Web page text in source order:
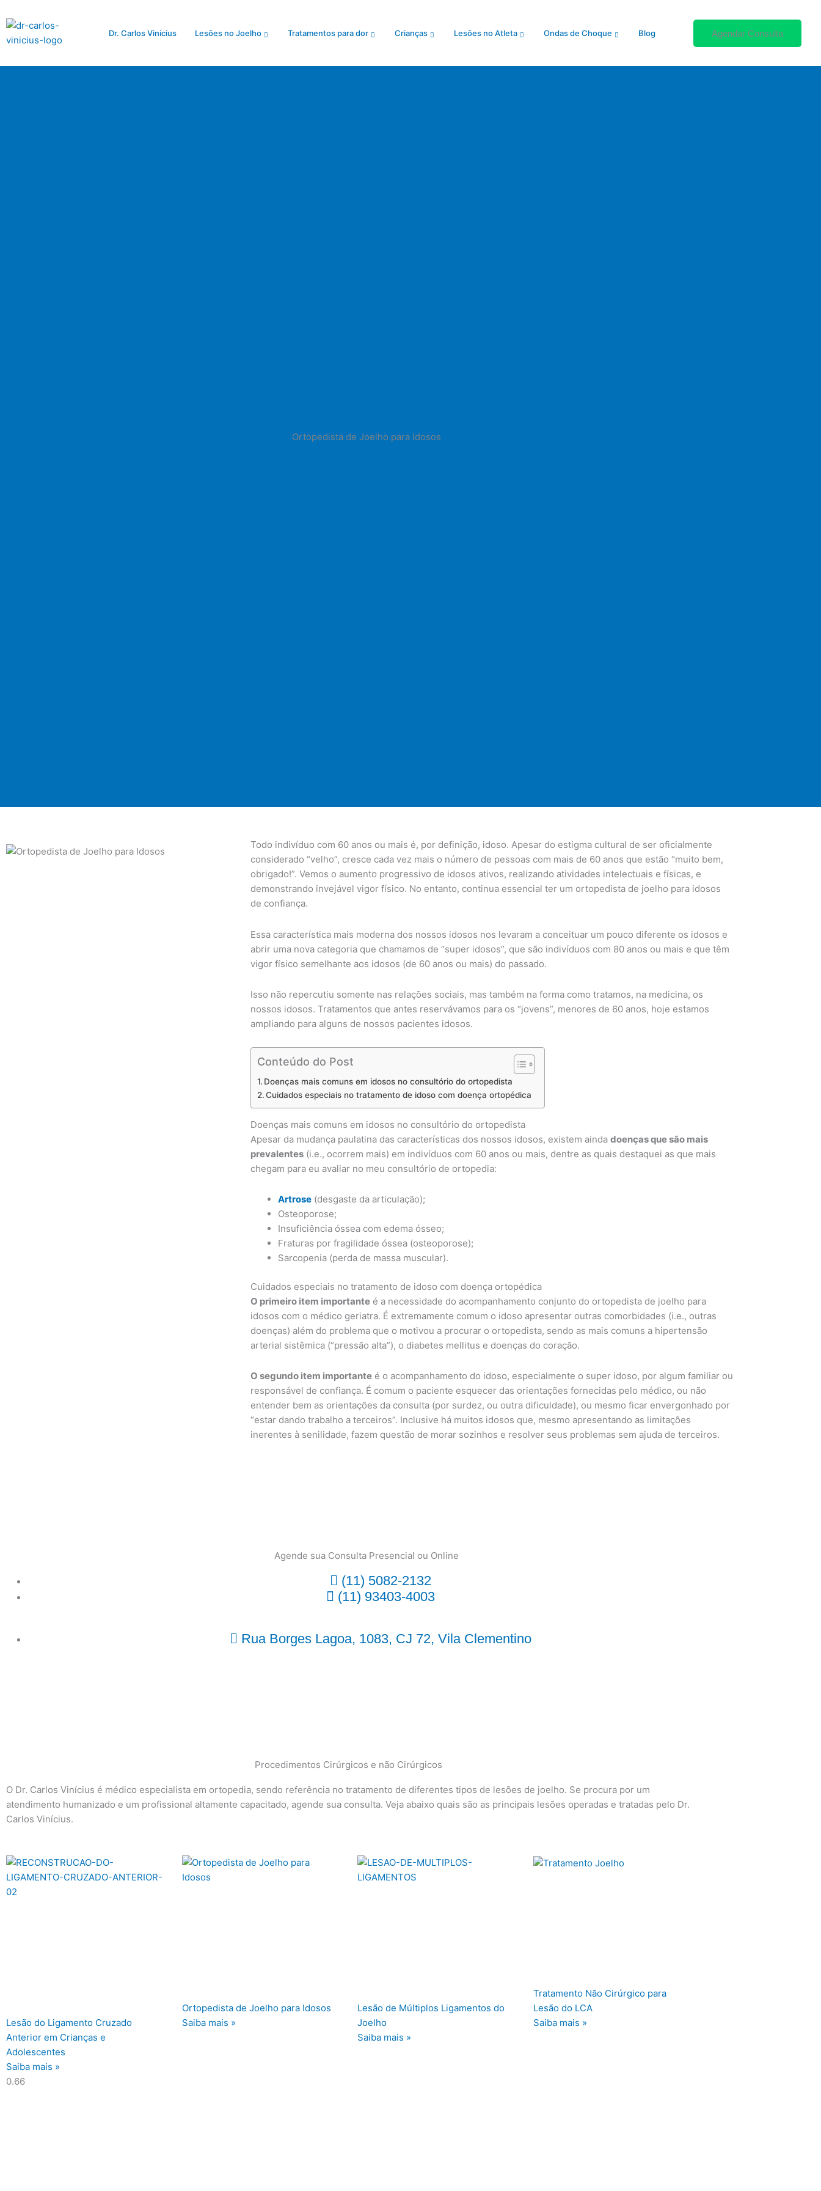
para
Dr. Carlos Vinícius Lesões no Joelho Tratamentos para dor Crianças Lesões no Atleta Ondas de Choque Blog Agendar Consulta
Ortopedista de Joelho para Idosos
Todo indivíduo com 60 anos ou mais é, por definição, idoso. Apesar do estigma cultural de ser oficialmente
considerado “velho”, cresce cada vez mais o número de pessoas com mais de 60 anos que estão “muito bem,
obrigado!”. Vemos o aumento progressivo de idosos ativos, realizando atividades intelectuais e físicas, e
demonstrando invejável vigor físico. No entanto, continua essencial ter um ortopedista de joelho para idosos
de confiança.
Essa característica mais moderna dos nossos idosos nos levaram a conceituar um pouco diferente os idosos e
abrir uma nova categoria que chamamos de “super idosos”, que são indivíduos com 80 anos ou mais e que têm
vigor físico semelhante aos idosos (de 60 anos ou mais) do passado.
Isso não repercutiu somente nas relações sociais, mas também na forma como tratamos, na medicina, os
nossos idosos. Tratamentos que antes reservávamos para os “jovens”, menores de 60 anos, hoje estamos
ampliando para alguns de nossos pacientes idosos.
Conteúdo do Post
Doenças mais comuns em idosos no consultório do ortopedista
Cuidados especiais no tratamento de idoso com doença ortopédica
Doenças mais comuns em idosos no consultório do ortopedista
Apesar da mudança paulatina das características dos nossos idosos, existem ainda doenças que são mais
prevalentes(i.e., ocorrem mais) em indivíduos com 60 anos ou mais, dentre as quais destaquei as que mais
chegam para eu avaliar no meu consultório de ortopedia:
Artrose(desgaste da articulação);
Osteoporose;
Insuficiência óssea com edema ósseo;
Fraturas por fragilidade óssea (osteoporose);
Sarcopenia (perda de massa muscular).
Cuidados especiais no tratamento de idoso com doença ortopédica
O primeiro item importanteé a necessidade do acompanhamento conjunto do ortopedista de joelho para
idosos com o médico geriatra. É extremamente comum o idoso apresentar outras comorbidades (i.e., outras
doenças) além do problema que o motivou a procurar o ortopedista, sendo as mais comuns a hipertensão
arterial sistêmica (“pressão alta”), o diabetes mellitus e doenças do coração.
O segundo item importanteé o acompanhamento do idoso, especialmente o super idoso, por algum familiar ou
responsável de confiança. É comum o paciente esquecer das orientações fornecidas pelo médico, ou não
entender bem as orientações da consulta (por surdez, ou outra dificuldade), ou mesmo ficar envergonhado por
“estar dando trabalho a terceiros”. Inclusive há muitos idosos que, mesmo apresentando as limitações
inerentes à senilidade, fazem questão de morar sozinhos e resolver seus problemas sem ajuda de terceiros.
Agende sua Consulta Presencial ou Online
(11) 5082-2132
(11) 93403-4003
Rua Borges Lagoa, 1083, CJ 72, Vila Clementino
Procedimentos Cirúrgicos e não Cirúrgicos
O Dr. Carlos Vinícius é médico especialista em ortopedia, sendo referência no tratamento de diferentes tipos de lesões de joelho. Se procura por um
atendimento humanizado e um profissional altamente capacitado, agende sua consulta. Veja abaixo quais são as principais lesões operadas e tratadas pelo Dr.
Carlos Vinícius.
Lesão do Ligamento Cruzado
Anterior em Crianças e
Adolescentes
Saiba mais »
Ortopedista de Joelho para Idosos
Saiba mais »
Lesão de Múltiplos Ligamentos do
Joelho
Saiba mais »
Tratamento Não Cirúrgico para
Lesão do LCA
Saiba mais »